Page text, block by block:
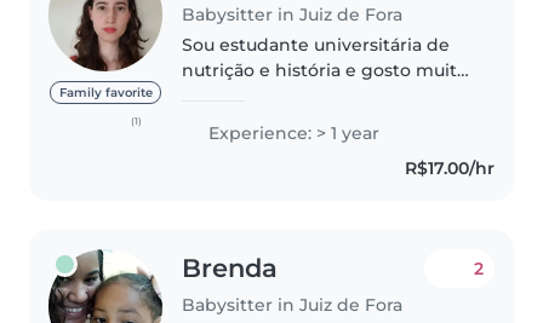
Family favorite
(1)
Babysitter in Juiz de Fora
Sou estudante universitária de
nutrição e história e gosto muito
sempre com carinho e atenção.
Você pode entrar em contato..
Experience: > 1 year
R$17.00/hr
Brenda
Babysitter in Juiz de Fora
2